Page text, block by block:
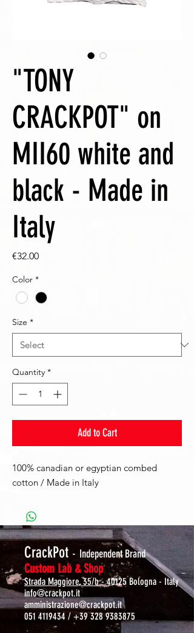
"TONY
CRACKPOT" on
MII60 white and
black - Made in
Italy
€32.00Price
Color *
Size *
Quantity *
Add to Cart
100% canadian or egyptian combed
cotton / Made in Italy
CrackPot - Independent Brand
Custom Lab & Shop
Strada Maggiore, 35/b- 40125 Bologna - Italy
info@crackpot.it
amministrazione@crackpot.it
051 4119434 /+39 328 9383875